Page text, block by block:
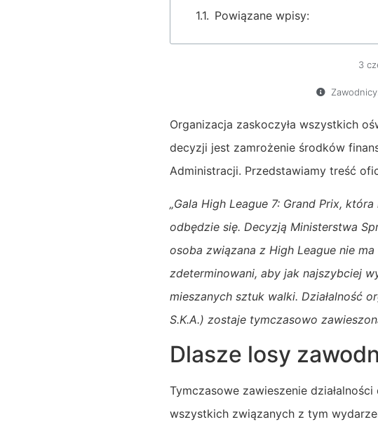
Powiązane wpisy:
3
Organizacja zaskoczyła wszystkich
decyzji jest zamrożenie środków
Administracji. Przedstawiamy treść
„Gala High League 7: Grand Prix,
odbędzie się. Decyzją Ministerstwa
osoba związana z High League nie
zdeterminowani, aby jak najszybciej
mieszanych sztuk walki. Działalność
S.K.A.) zostaje tymczasowo
Dlasze losy
Tymczasowe zawieszenie
wszystkich związanych z tym